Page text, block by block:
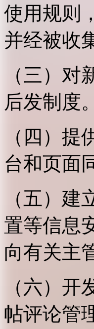
使用规则
并经被收
（三）
后发制度。
（四）
台和页面
（五）
置等信息
向有关主
（六）
帖评论管